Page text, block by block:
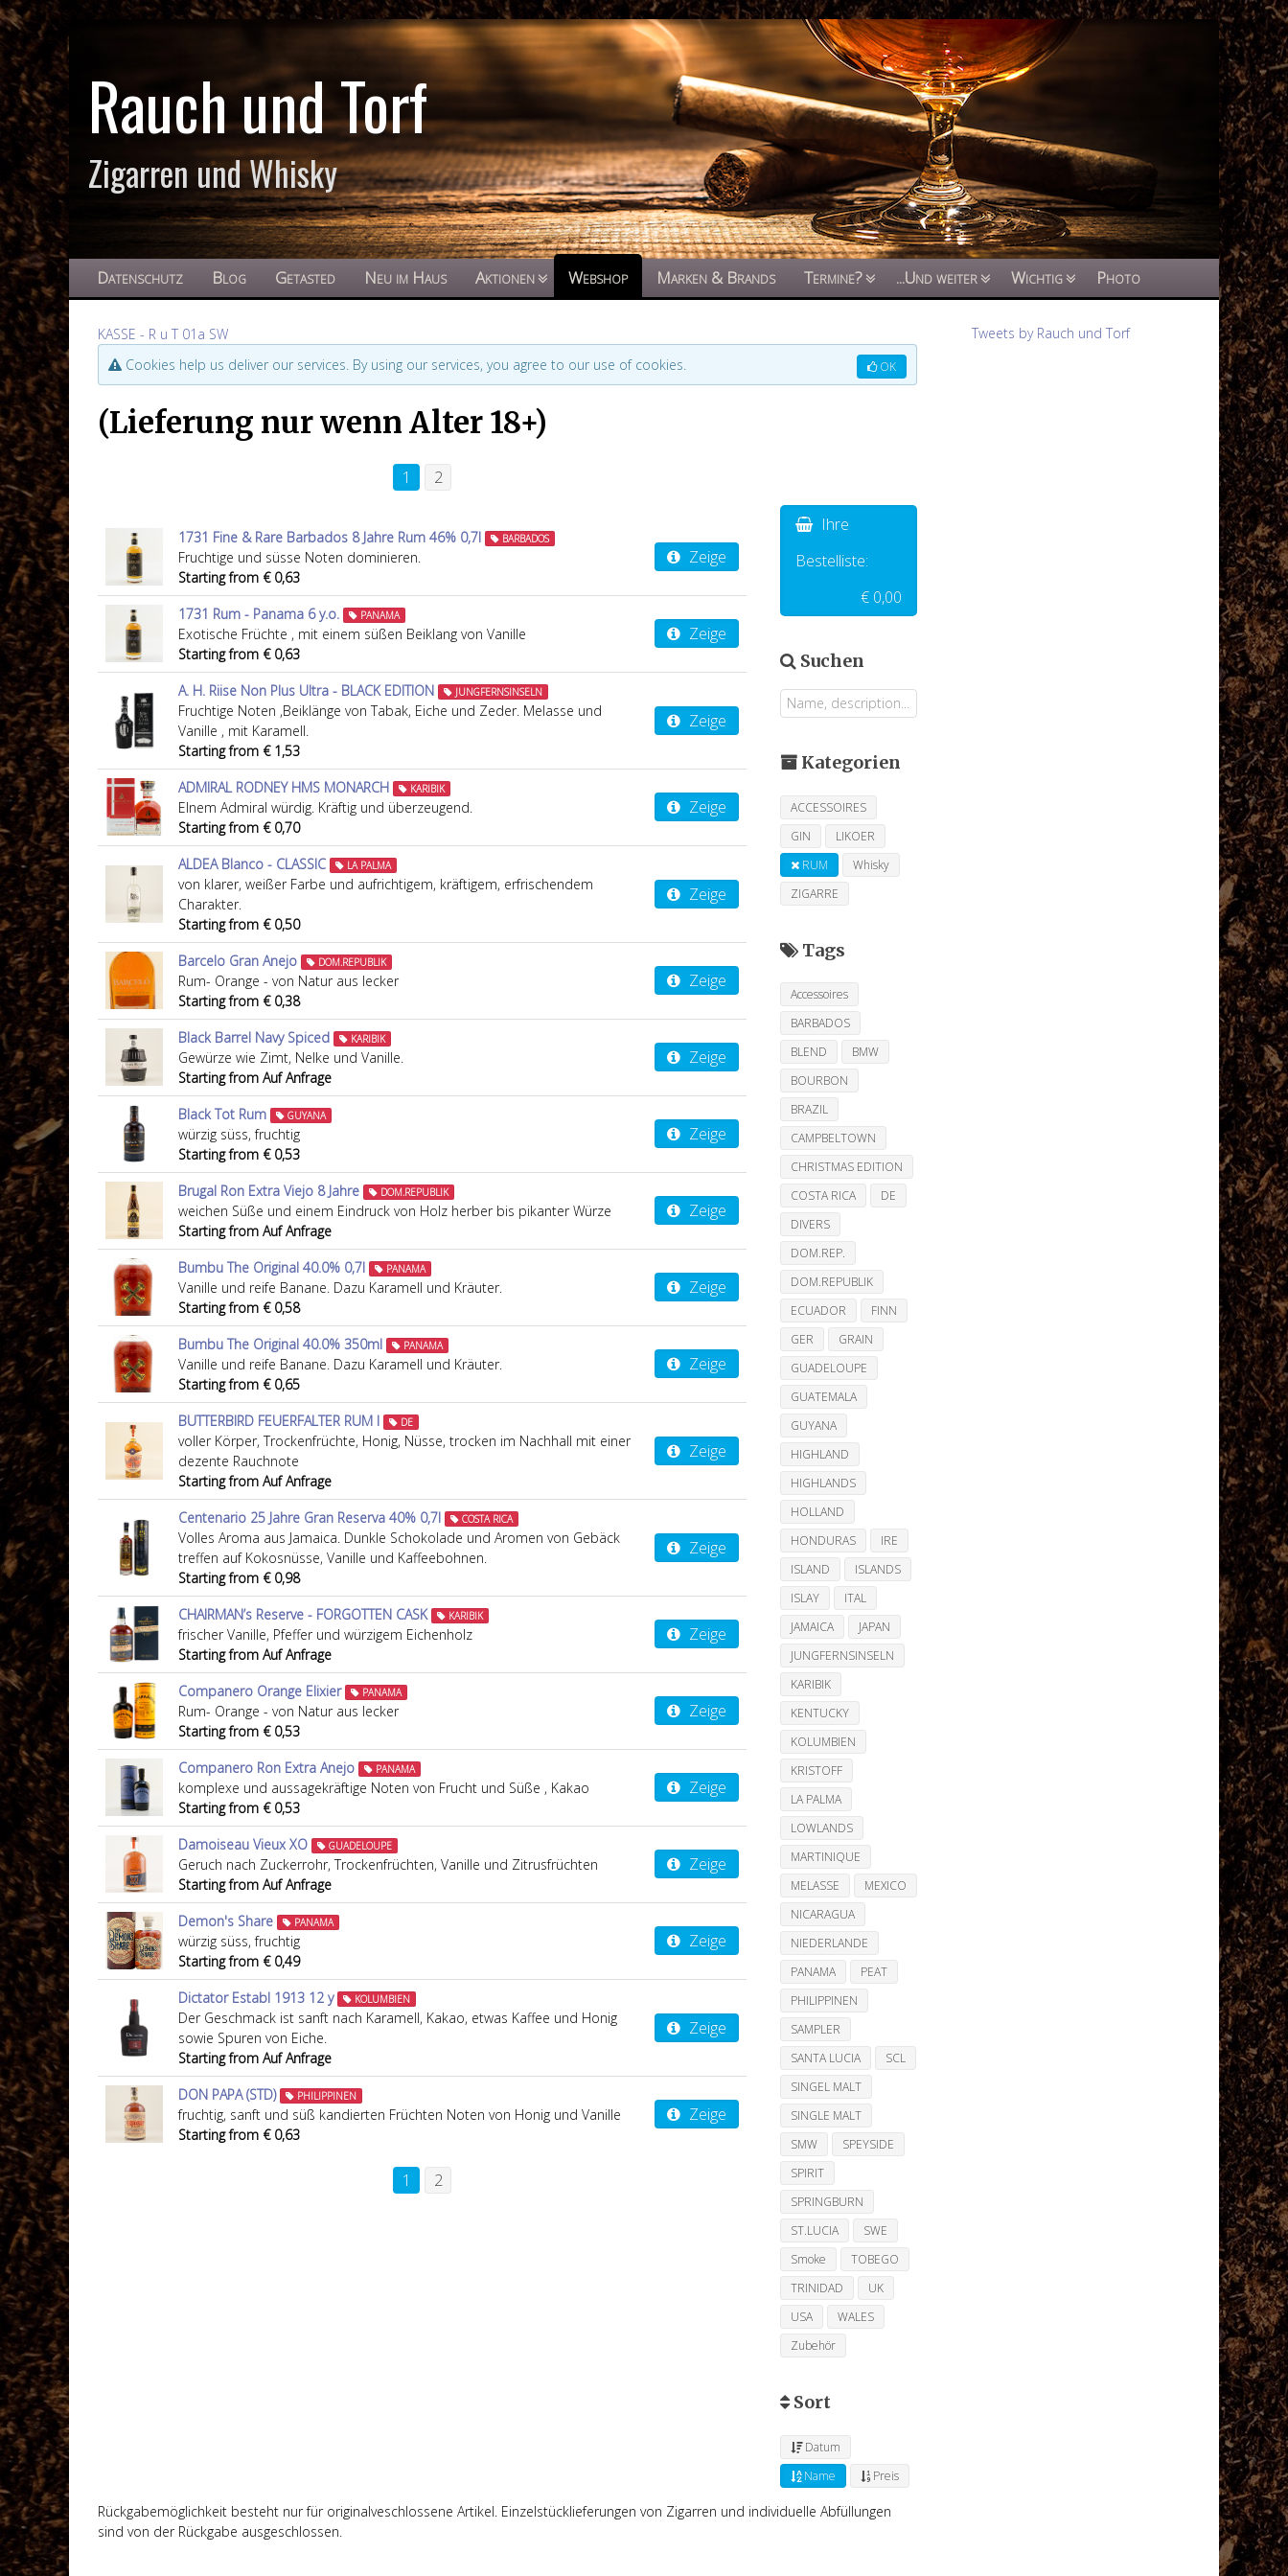
Rauch und Torf
Zigarren und Whisky
Datenschutz Blog Getasted Neu im Haus Aktionen Webshop Marken & Brands Termine? ...Und weiter Wichtig Photo
KASSE - R u T 01a SW
OK
Cookies help us deliver our services. By using our services, you agree to our use of cookies.
(Lieferung nur wenn Alter 18+)
1 2
1731 Fine & Rare Barbados 8 Jahre Rum 46% 0,7l BARBADOS
Fruchtige und süsse Noten dominieren.
Starting from € 0,63
Zeige
1731 Rum - Panama 6 y.o. PANAMA
Exotische Früchte , mit einem süßen Beiklang von Vanille
Starting from € 0,63
Zeige
A. H. Riise Non Plus Ultra - BLACK EDITION JUNGFERNSINSELN
Fruchtige Noten ,Beiklänge von Tabak, Eiche und Zeder. Melasse und
Vanille , mit Karamell.
Starting from € 1,53
Zeige
ADMIRAL RODNEY HMS MONARCH KARIBIK
EInem Admiral würdig. Kräftig und überzeugend.
Starting from € 0,70
Zeige
ALDEA Blanco - CLASSIC LA PALMA
von klarer, weißer Farbe und aufrichtigem, kräftigem, erfrischendem
Charakter.
Starting from € 0,50
Zeige
Barcelo Gran Anejo DOM.REPUBLIK
Rum- Orange - von Natur aus lecker
Starting from € 0,38
Zeige
Black Barrel Navy Spiced KARIBIK
Gewürze wie Zimt, Nelke und Vanille.
Starting from Auf Anfrage
Zeige
Black Tot Rum GUYANA
würzig süss, fruchtig
Starting from € 0,53
Zeige
Brugal Ron Extra Viejo 8 Jahre DOM.REPUBLIK
weichen Süße und einem Eindruck von Holz herber bis pikanter Würze
Starting from Auf Anfrage
Zeige
Bumbu The Original 40.0% 0,7l PANAMA
Vanille und reife Banane. Dazu Karamell und Kräuter.
Starting from € 0,58
Zeige
Bumbu The Original 40.0% 350ml PANAMA
Vanille und reife Banane. Dazu Karamell und Kräuter.
Starting from € 0,65
Zeige
BUTTERBIRD FEUERFALTER RUM I DE
voller Körper, Trockenfrüchte, Honig, Nüsse, trocken im Nachhall mit einer
dezente Rauchnote
Starting from Auf Anfrage
Zeige
Centenario 25 Jahre Gran Reserva 40% 0,7l COSTA RICA
Volles Aroma aus Jamaica. Dunkle Schokolade und Aromen von Gebäck
treffen auf Kokosnüsse, Vanille und Kaffeebohnen.
Starting from € 0,98
Zeige
CHAIRMAN’s Reserve - FORGOTTEN CASK KARIBIK
frischer Vanille, Pfeffer und würzigem Eichenholz
Starting from Auf Anfrage
Zeige
Companero Orange Elixier PANAMA
Rum- Orange - von Natur aus lecker
Starting from € 0,53
Zeige
Companero Ron Extra Anejo PANAMA
komplexe und aussagekräftige Noten von Frucht und Süße , Kakao
Starting from € 0,53
Zeige
Damoiseau Vieux XO GUADELOUPE
Geruch nach Zuckerrohr, Trockenfrüchten, Vanille und Zitrusfrüchten
Starting from Auf Anfrage
Zeige
Demon's Share PANAMA
würzig süss, fruchtig
Starting from € 0,49
Zeige
Dictator Establ 1913 12 y KOLUMBIEN
Der Geschmack ist sanft nach Karamell, Kakao, etwas Kaffee und Honig
sowie Spuren von Eiche.
Starting from Auf Anfrage
Zeige
DON PAPA (STD) PHILIPPINEN
fruchtig, sanft und süß kandierten Früchten Noten von Honig und Vanille
Starting from € 0,63
Zeige
1 2
Ihre
Bestelliste:
€ 0,00
Suchen
Kategorien
ACCESSOIRES
GIN
LIKOER
RUM
Whisky
ZIGARRE
Tags
Accessoires
BARBADOS
BLEND
BMW
BOURBON
BRAZIL
CAMPBELTOWN
CHRISTMAS EDITION
COSTA RICA
DE
DIVERS
DOM.REP.
DOM.REPUBLIK
ECUADOR
FINN
GER
GRAIN
GUADELOUPE
GUATEMALA
GUYANA
HIGHLAND
HIGHLANDS
HOLLAND
HONDURAS
IRE
ISLAND
ISLANDS
ISLAY
ITAL
JAMAICA
JAPAN
JUNGFERNSINSELN
KARIBIK
KENTUCKY
KOLUMBIEN
KRISTOFF
LA PALMA
LOWLANDS
MARTINIQUE
MELASSE
MEXICO
NICARAGUA
NIEDERLANDE
PANAMA
PEAT
PHILIPPINEN
SAMPLER
SANTA LUCIA
SCL
SINGEL MALT
SINGLE MALT
SMW
SPEYSIDE
SPIRIT
SPRINGBURN
ST.LUCIA
SWE
Smoke
TOBEGO
TRINIDAD
UK
USA
WALES
Zubehör
Sort
Datum
Name
Preis
Rückgabemöglichkeit besteht nur für originalveschlossene Artikel. Einzelstücklieferungen von Zigarren und individuelle Abfüllungen
sind von der Rückgabe ausgeschlossen.
Tweets by Rauch und Torf